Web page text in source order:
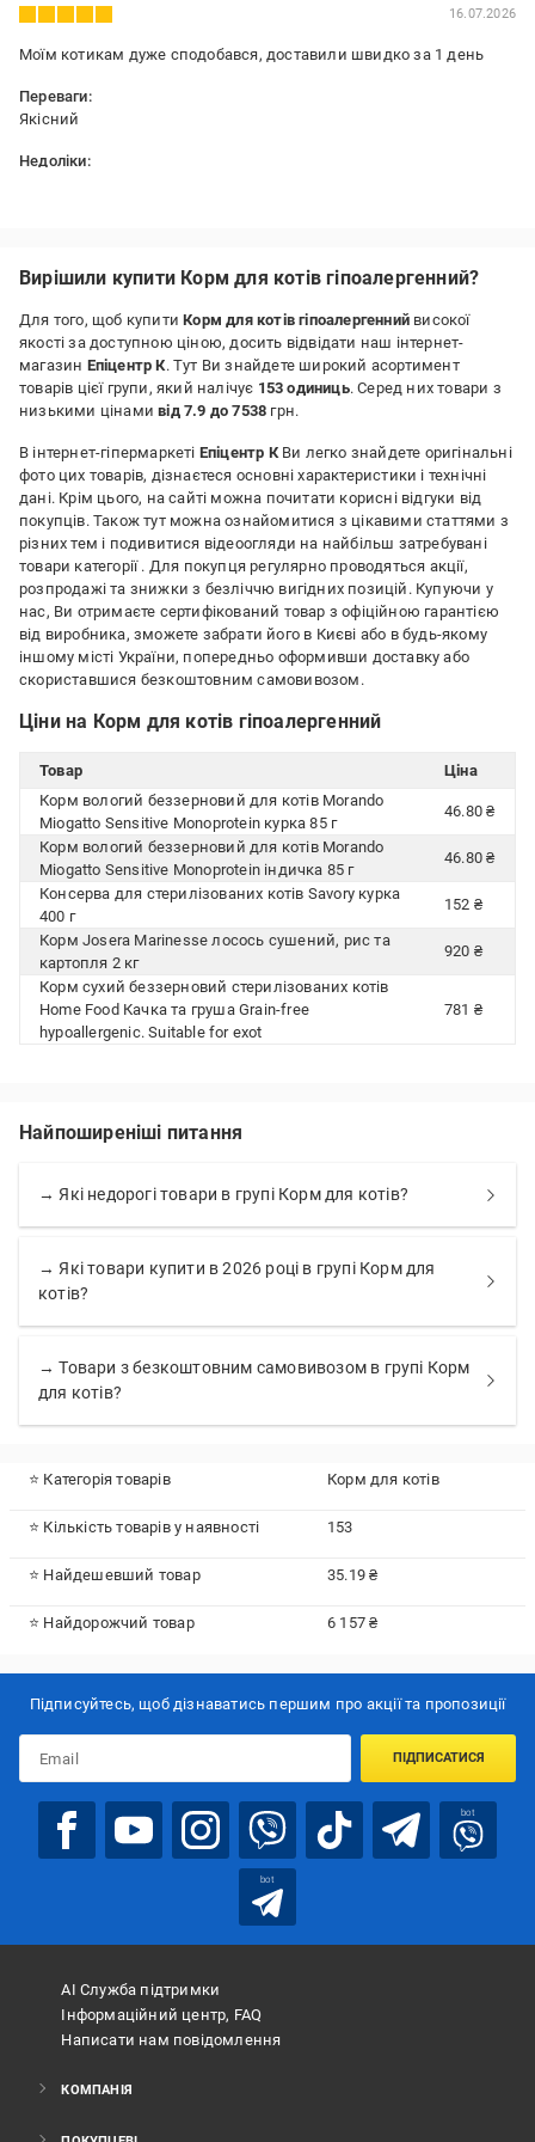
16.07.2026
Моїм котикам дуже сподобався, доставили швидко за 1 день
Переваги:
Якісний
Недоліки:
Вирішили купити Корм для котів гіпоалергенний?
Для того, щоб купитиКорм для котів гіпоалергенний високої
якості за доступною ціною, досить відвідати наш інтернет-
магазин Епіцентр К. Тут Ви знайдете широкий асортимент
товарів цієї групи, який налічує 153 одиниць. Серед них товари з
низькими цінамивід 7.9 до 7538 грн.
В інтернет-гіпермаркеті Епіцентр КВи легко знайдете оригінальні
фото цих товарів, дізнаєтеся основні характеристики і технічні
дані. Крім цього, на сайті можна почитати корисні відгуки від
покупців. Також тут можна ознайомитися з цікавими статтями з
різних тем і подивитися відеоогляди на найбільш затребувані
товари категорії . Для покупця регулярно проводяться акції,
розпродажі та знижки з безліччю вигідних позицій. Купуючи у
нас, Ви отримаєте сертифікований товар з офіційною гарантією
від виробника, зможете забрати його в Києві або в будь-якому
іншому місті України, попередньо оформивши доставку або
скориставшися безкоштовним самовивозом.
Ціни на Корм для котів гіпоалергенний
Товар
Ціна
Корм вологий беззерновий для котів Morando
Miogatto Sensitive Monoprotein курка 85 г
46.80 ₴
Корм вологий беззерновий для котів Morando
Miogatto Sensitive Monoprotein індичка 85 г
46.80 ₴
Консерва для стерилізованих котів Savory курка
400 г
152 ₴
Корм Josera Marinesse лосось сушений, рис та
картопля 2 кг
920 ₴
Корм сухий беззерновий стерилізованих котів
Home Food Качка та груша Grain-free
hypoallergenic. Suitable for exot
781 ₴
Найпоширеніші питання
→ Які недорогі товари в групі Корм для котів?
→ Які товари купити в 2026 році в групі Корм для
котів?
→ Товари з безкоштовним самовивозом в групі Корм
для котів?
⭐ Категорія товарів Корм для котів
⭐ Кількість товарів у наявності 153
⭐ Найдешевший товар 35.19 ₴
⭐ Найдорожчий товар 6 157 ₴
Підписуйтесь, щоб дізнаватись першим про акції та пропозиції
ПІДПИСАТИСЯ
bot
bot
АІ Служба підтримки
Інформаційний центр, FAQ
Написати нам повідомлення
КОМПАНІЯ